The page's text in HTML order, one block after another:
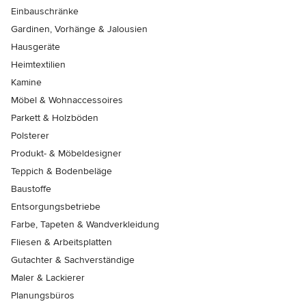
Einbauschränke
Gardinen, Vorhänge & Jalousien
Hausgeräte
Heimtextilien
Kamine
Möbel & Wohnaccessoires
Parkett & Holzböden
Polsterer
Produkt- & Möbeldesigner
Teppich & Bodenbeläge
Baustoffe
Entsorgungsbetriebe
Farbe, Tapeten & Wandverkleidung
Fliesen & Arbeitsplatten
Gutachter & Sachverständige
Maler & Lackierer
Planungsbüros